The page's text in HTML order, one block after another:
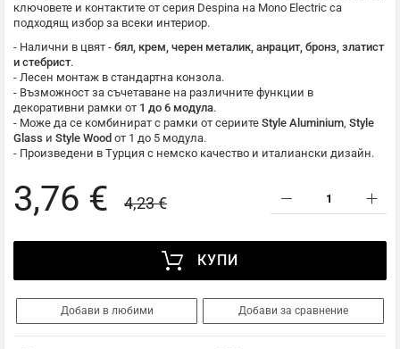
ключовете и контактите от серия Despina на Mono Electric са
подходящ избор за всеки интериор.
- Налични в цвят - бял, крем, черен металик, анрацит, бронз, златист
и стебрист.
- Лесен монтаж в стандартна конзола.
- Възможност за съчетаване на различните функции в
декоративни рамки от 1 до 6 модула.
- Може да се комбинират с рамки от сериите Style Aluminium, Style
Glass и Style Wood от 1 до 5 модула.
- Произведени в Турция с немско качество и италиански дизайн.
3,76 € 4,23 €
КУПИ
Добави в любими Добави за сравнение